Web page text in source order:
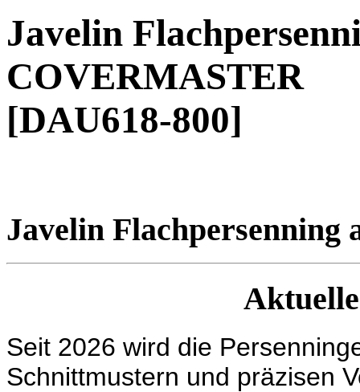
Javelin
COVERMASTER
[DAU618-800]
Javelin Flachpersenning
Seit 2026 wird die
Schnittmustern und präzisen